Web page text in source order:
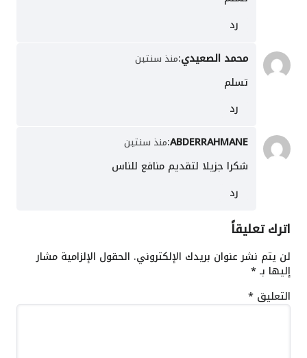
رد
محمد الصعيدي:منذ سنتين
تسلم
رد
ABDERRAHMANE
:منذ سنتين
شكرا جزيلا لتقديم منافع للناس
رد
اترك تعليقاً
لن يتم نشر عنوان بريدك الإلكتروني. الحقول الإلزامية مشار
إليها بـ*
التعليق *